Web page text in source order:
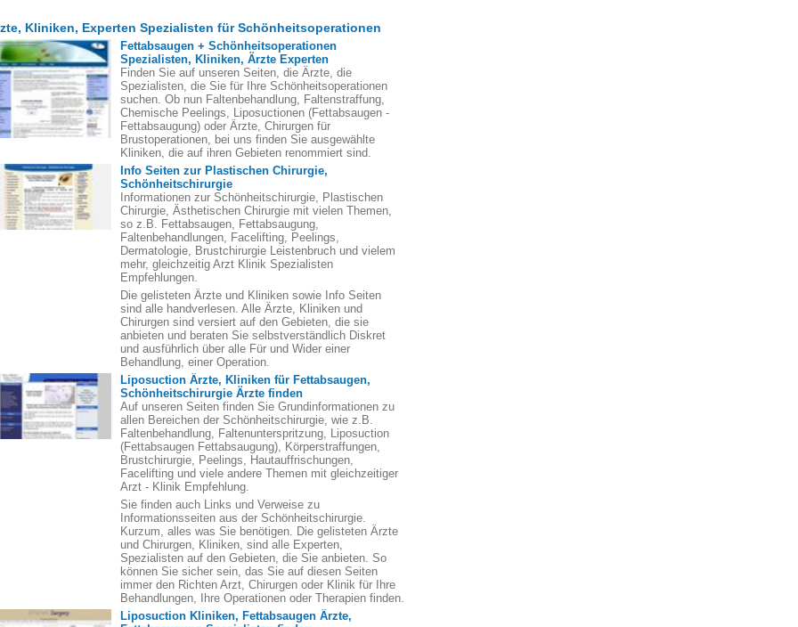
Kliniken, Experten Spezialisten für Schönheitsoperationen
Fettabsaugen + Schönheitsoperationen
Spezialisten, Kliniken, Ärzte Experten
Finden Sie auf unseren Seiten, die Ärzte, die
Spezialisten, die Sie für Ihre Schönheitsoperationen
suchen. Ob nun Faltenbehandlung, Faltenstraffung,
Chemische Peelings, Liposuctionen (Fettabsaugen -
Fettabsaugung) oder Ärzte, Chirurgen für
Brustoperationen, bei uns finden Sie ausgewählte
Kliniken, die auf ihren Gebieten renommiert sind.
Info Seiten zur Plastischen Chirurgie,
Schönheitschirurgie
Informationen zur Schönheitschirurgie, Plastischen
Chirurgie, Ästhetischen Chirurgie mit vielen Themen,
so z.B. Fettabsaugen, Fettabsaugung,
Faltenbehandlungen, Facelifting, Peelings,
Dermatologie, Brustchirurgie Leistenbruch und vielem
mehr, gleichzeitig Arzt Klinik Spezialisten
Empfehlungen.
Die gelisteten Ärzte und Kliniken sowie Info Seiten
sind alle handverlesen. Alle Ärzte, Kliniken und
Chirurgen sind versiert auf den Gebieten, die sie
anbieten und beraten Sie selbstverständlich Diskret
und ausführlich über alle Für und Wider einer
Behandlung, einer Operation.
Liposuction Ärzte, Kliniken für Fettabsaugen,
Schönheitschirurgie Ärzte finden
Auf unseren Seiten finden Sie Grundinformationen zu
allen Bereichen der Schönheitschirurgie, wie z.B.
Faltenbehandlung, Faltenunterspritzung, Liposuction
(Fettabsaugen Fettabsaugung), Körperstraffungen,
Brustchirurgie, Peelings, Hautauffrischungen,
Facelifting und viele andere Themen mit gleichzeitiger
Arzt - Klinik Empfehlung.
Sie finden auch Links und Verweise zu
Informationsseiten aus der Schönheitschirurgie.
Kurzum, alles was Sie benötigen. Die gelisteten Ärzte
und Chirurgen, Kliniken, sind alle Experten,
Spezialisten auf den Gebieten, die Sie anbieten. So
können Sie sicher sein, das Sie auf diesen Seiten
immer den Richten Arzt, Chirurgen oder Klinik für Ihre
Behandlungen, Ihre Operationen oder Therapien finden.
Liposuction Kliniken, Fettabsaugen Ärzte,